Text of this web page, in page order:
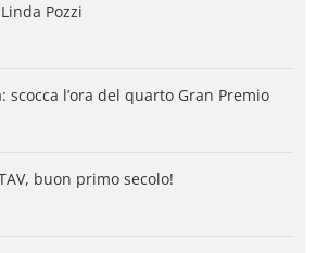
Pozzi
scocca l’ora del quarto Gran Premio
buon primo secolo!